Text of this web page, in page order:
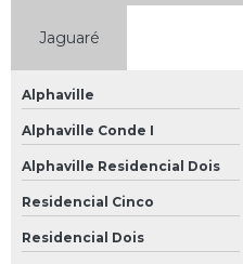
Bateria Moura para Moto
Bateria para Moto
Bateria para Moto Moura
Baterias Moura
Bateria de Carro Moura
Bateria de Moto Moura
Jaguaré
Alphaville
Alphaville Conde I
Alphaville Residencial Dois
Residencial Cinco
Residencial Dois